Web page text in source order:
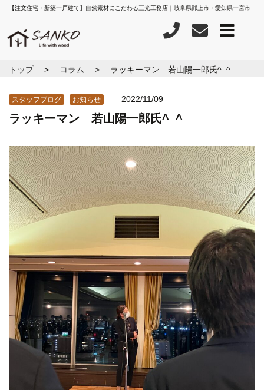
【注文住宅・新築一戸建て】自然素材にこだわる三光工務店｜岐阜県郡上市・愛知県一宮市
トップ コラム ラッキーマン 若山陽一郎氏^_^
スタッフブログ お知らせ 2022/11/09
ラッキーマン 若山陽一郎氏^_^